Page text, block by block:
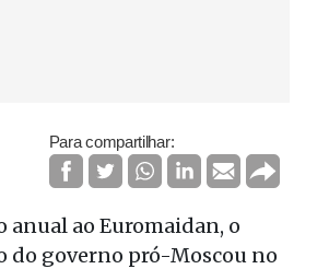
Para compartilhar:
anual ao Euromaidan, o
do governo pró-Moscou no